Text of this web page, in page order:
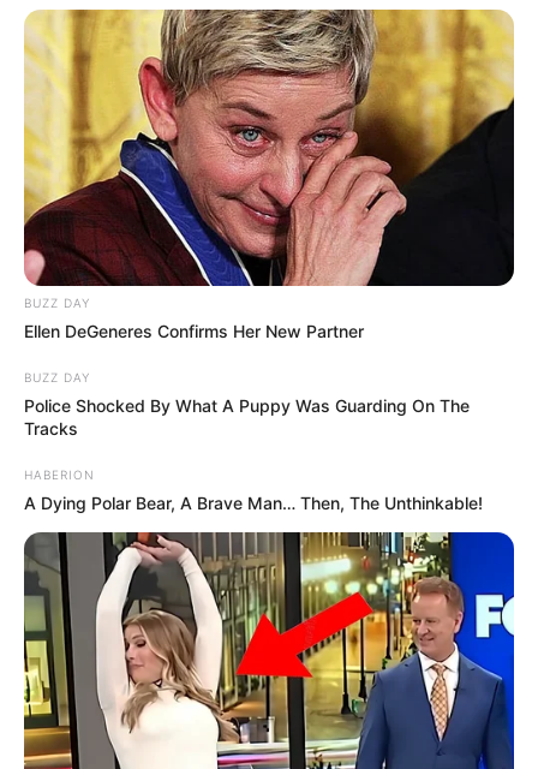
“A lányom talált egy kövületet, és karácsonykor
nekem adta.”